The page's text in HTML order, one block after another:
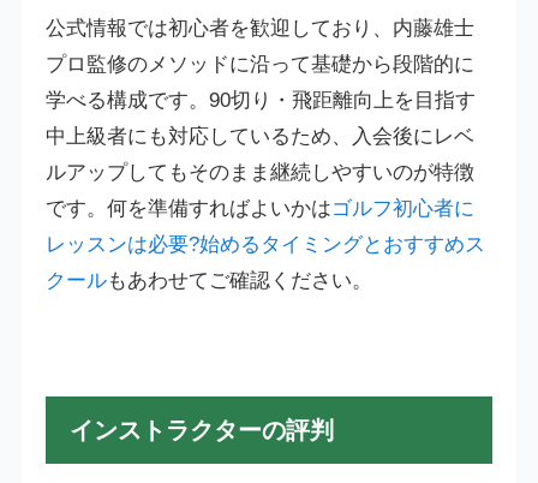
公式情報では初心者を歓迎しており、内藤雄士
プロ監修のメソッドに沿って基礎から段階的に
学べる構成です。90切り・飛距離向上を目指す
中上級者にも対応しているため、入会後にレベ
ルアップしてもそのまま継続しやすいのが特徴
です。何を準備すればよいかはゴルフ初心者に
レッスンは必要?始めるタイミングとおすすめス
クールもあわせてご確認ください。
インストラクターの評判